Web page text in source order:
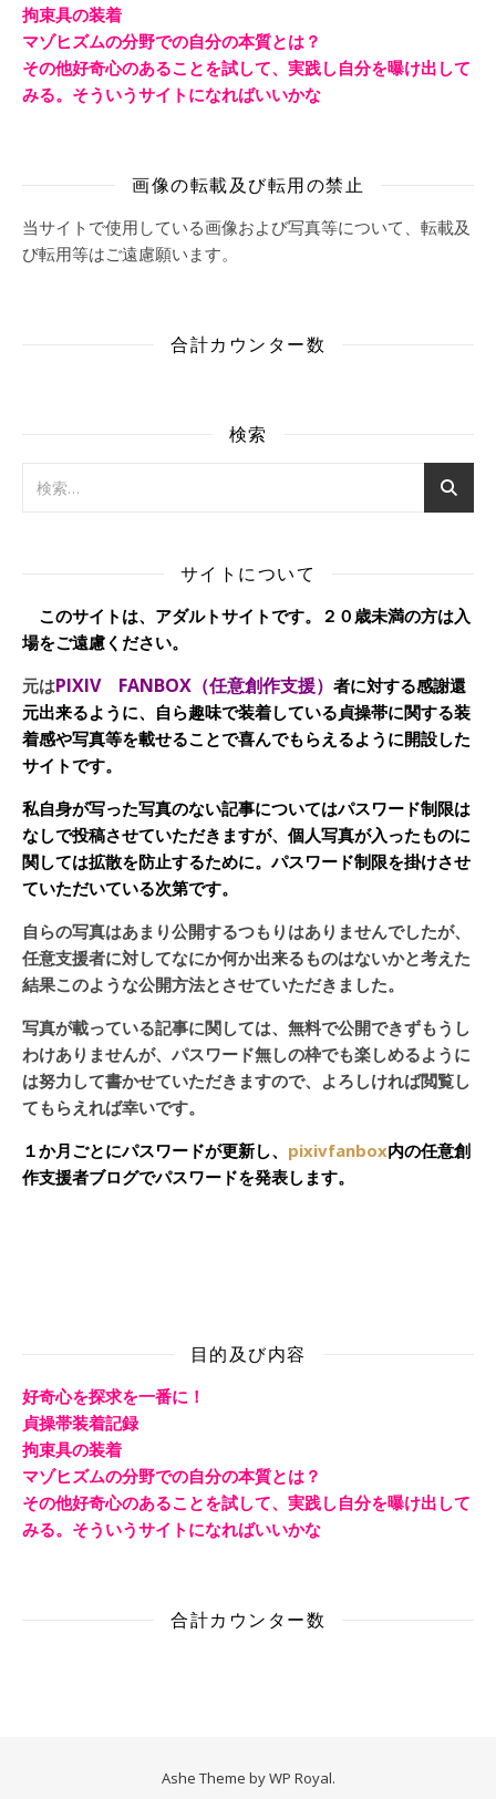
拘束具の装着
マゾヒズムの分野での自分の本質とは？
その他好奇心のあることを試して、実践し自分を曝け出して
みる。そういうサイトになればいいかな
画像の転載及び転用の禁止
当サイトで使用している画像および写真等について、転載及
び転用等はご遠慮願います。
合計カウンター数
検索
サイトについて
このサイトは、アダルトサイトです。２０歳未満の方は入
場をご遠慮ください。
元はPIXIV FANBOX（任意創作支援） 者に対する感謝還
元出来るように、自ら趣味で装着している貞操帯に関する装
着感や写真等を載せることで喜んでもらえるように開設した
サイトです。
私自身が写った写真のない記事についてはパスワード制限は
なしで投稿させていただきますが、個人写真が入ったものに
関しては拡散を防止するために。パスワード制限を掛けさせ
ていただいている次第です。
自らの写真はあまり公開するつもりはありませんでしたが、
任意支援者に対してなにか何か出来るものはないかと考えた
結果このような公開方法とさせていただきました。
写真が載っている記事に関しては、無料で公開できずもうし
わけありませんが、パスワード無しの枠でも楽しめるように
は努力して書かせていただきますので、よろしければ閲覧し
てもらえれば幸いです。
１か月ごとにパスワードが更新し、 pixivfanbox内の任意創
作支援者ブログでパスワードを発表します。
目的及び内容
好奇心を探求を一番に！
貞操帯装着記録
拘束具の装着
マゾヒズムの分野での自分の本質とは？
その他好奇心のあることを試して、実践し自分を曝け出して
みる。そういうサイトになればいいかな
合計カウンター数
Ashe Theme byWP Royal.